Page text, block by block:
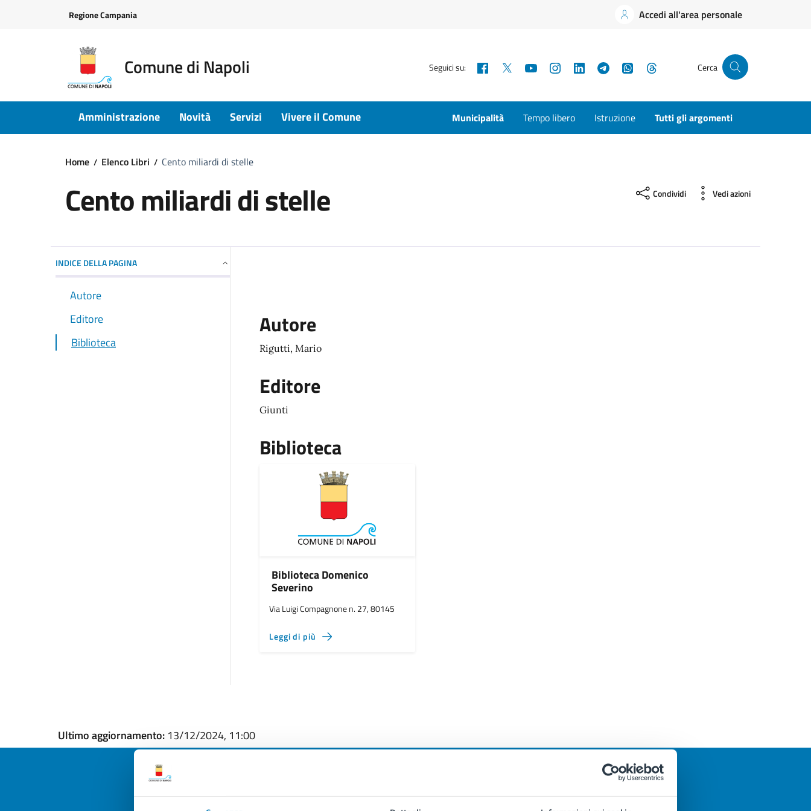
Regione Campania Accedi all'area personale
Comune di Napoli Seguici su: Facebook YouTubeInstagramLinkedInTelegramWhatsApp Cerca
Amministrazione Novità Servizi Vivere il Comune Municipalità Tempo libero Istruzione Tutti gli argomenti
Home Elenco Libri Cento miliardi di stelle
Cento miliardi di stelle Condividi Vedi azioni
INDICE DELLA PAGINA
Autore
Editore
Biblioteca
Autore
Rigutti, Mario
Editore
Giunti
Biblioteca
Biblioteca Domenico
Severino
Via Luigi Compagnone n. 27, 80145
Leggi di più
Ultimo aggiornamento: 13/12/2024, 11:00